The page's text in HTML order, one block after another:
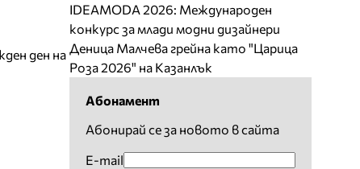
ден на
IDEAMODA 2026: Международен
конкурс за млади модни дизайнери
Деница Малчева грейна като "Царица
Роза 2026" на Казанлък
Абонамент
Абонирай се за новото в сайта
E-mail